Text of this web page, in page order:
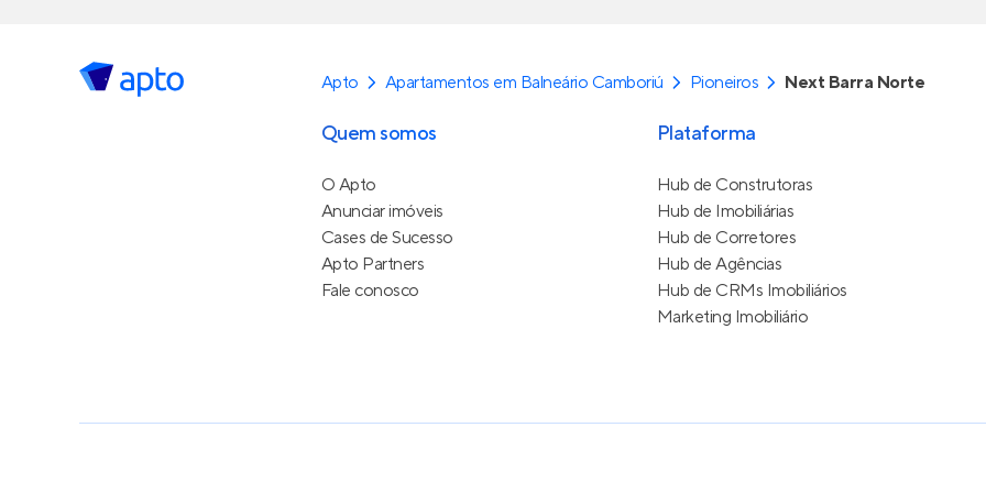
Apto Apartamentos em Balneário Camboriú Pioneiros Next Barra Norte
Quem somos
O Apto
Anunciar imóveis
Cases de Sucesso
Apto Partners
Fale conosco
Plataforma
Hub de Construtoras
Hub de Imobiliárias
Hub de Corretores
Hub de Agências
Hub de CRMs Imobiliários
Marketing Imobiliário